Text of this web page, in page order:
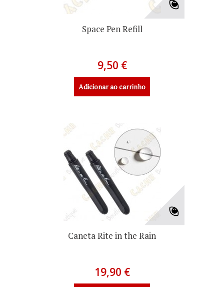
Space Pen Refill
9,50 €
Adicionar ao carrinho
Caneta Rite in the Rain
19,90 €